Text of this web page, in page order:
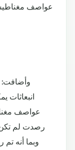
عواصف
وأضافت:
عواصف
رصدت لم تكن